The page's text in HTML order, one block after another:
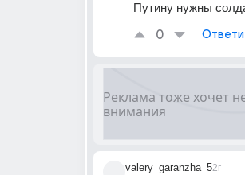
Путину нужны
0
valery_garanzha_52г